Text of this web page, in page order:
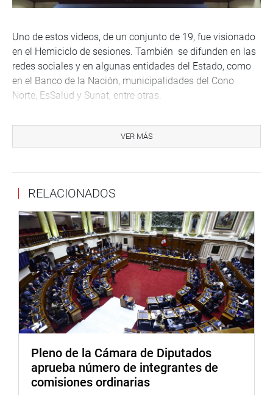
Uno de estos videos, de un conjunto de 19, fue visionado
en el Hemiciclo de sesiones. También se difunden en las
redes sociales y en algunas entidades del Estado, como
en el Banco de la Nación, municipalidades del Cono
Norte, EsSalud y Sunat, entre otras.
VER MÁS
RELACIONADOS
Pleno de la Cámara de Diputados
aprueba número de integrantes de
comisiones ordinarias